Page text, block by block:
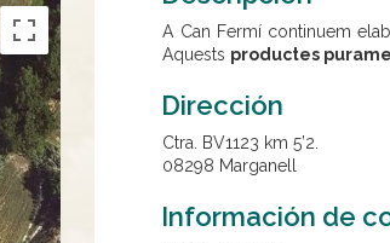
A Can Fermí continuem
Aquests productes
Dirección
Ctra. BV1123 km 5’2.
08298 Marganell
Información de